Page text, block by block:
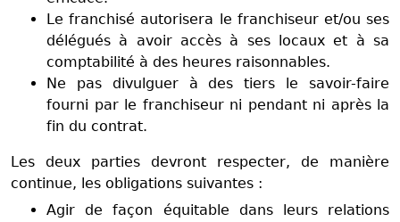
Le franchisé autorisera le franchiseur et/ou ses
délégués à avoir accès à ses locaux et à sa
comptabilité à des heures raisonnables.
Ne pas divulguer à des tiers le savoir-faire
fourni par le franchiseur ni pendant ni après la
fin du contrat.
Les deux parties devront respecter, de manière
continue, les obligations suivantes :
Agir de façon équitable dans leurs relations